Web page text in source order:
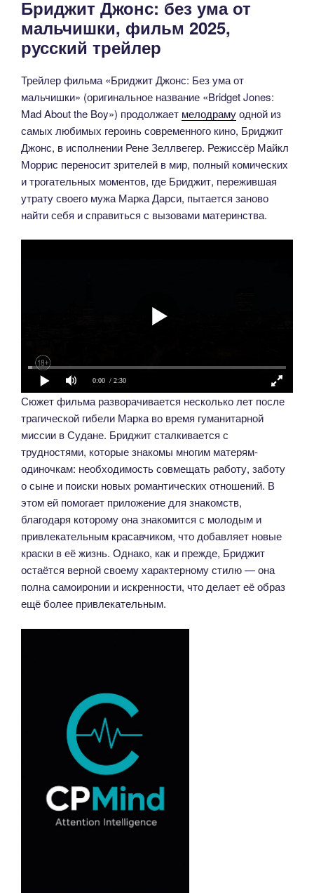
Бриджит Джонс: без ума от
мальчишки, фильм 2025,
русский трейлер
Трейлер фильма «Бриджит Джонс: Без ума от
мальчишки» (оригинальное название «Bridget Jones:
Mad About the Boy») продолжает мелодрамуодной из
самых любимых героинь современного кино, Бриджит
Джонс, в исполнении Рене Зеллвегер. Режиссёр Майкл
Моррис переносит зрителей в мир, полный комических
и трогательных моментов, где Бриджит, пережившая
утрату своего мужа Марка Дарси, пытается заново
найти себя и справиться с вызовами материнства.
0:00 / 2:30
Сюжет фильма разворачивается несколько лет после
трагической гибели Марка во время гуманитарной
миссии в Судане. Бриджит сталкивается с
трудностями, которые знакомы многим матерям-
одиночкам: необходимость совмещать работу, заботу
о сыне и поиски новых романтических отношений. В
этом ей помогает приложение для знакомств,
благодаря которому она знакомится с молодым и
привлекательным красавчиком, что добавляет новые
краски в её жизнь. Однако, как и прежде, Бриджит
остаётся верной своему характерному стилю — она
полна самоиронии и искренности, что делает её образ
ещё более привлекательным.